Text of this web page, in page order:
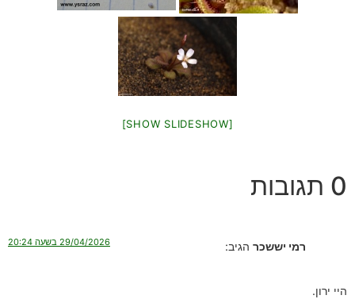
[SHOW SLIDESHOW]
0 תגובות
רמי יששכר הגיב: 29/04/2026 בשעה 20:24
היי ירון.